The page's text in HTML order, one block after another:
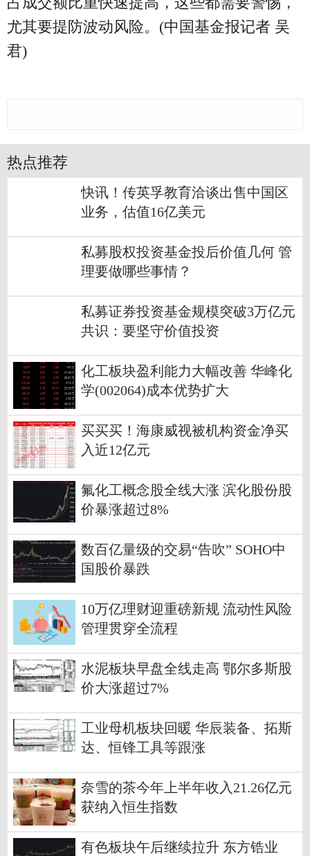
尤其要提防波动风险。(中国基金报记者 吴
君)
热点推荐
快讯！传英孚教育洽谈出售中国区
业务，估值16亿美元
私募股权投资基金投后价值几何 管
理要做哪些事情？
私募证券投资基金规模突破3万亿元
共识：要坚守价值投资
化工板块盈利能力大幅改善 华峰化
学(002064)成本优势扩大
买买买！海康威视被机构资金净买
入近12亿元
氟化工概念股全线大涨 滨化股份股
价暴涨超过8%
数百亿量级的交易“告吹” SOHO中
国股价暴跌
10万亿理财迎重磅新规 流动性风险
管理贯穿全流程
水泥板块早盘全线走高 鄂尔多斯股
价大涨超过7%
工业母机板块回暖 华辰装备、拓斯
达、恒锋工具等跟涨
奈雪的茶今年上半年收入21.26亿元
获纳入恒生指数
有色板块午后继续拉升 东方锆业